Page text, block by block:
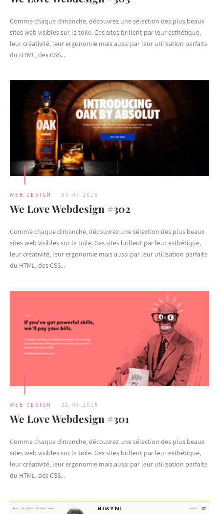
Comme chaque dimanche, découvrez une sélection des plus beaux
sites web visibles sur la toile. Ces sites brillent par leur esthétique,
leur créativité, leur ergonomie mais aussi par leur utilisation parfaite
du HTML, des CSS...
WEB DESIGN 05.07.2015
We Love Webdesign #302
Comme chaque dimanche, découvrez une sélection des plus beaux
sites web visibles sur la toile. Ces sites brillent par leur esthétique,
leur créativité, leur ergonomie mais aussi par leur utilisation parfaite
du HTML, des CSS...
WEB DESIGN 21.06.2015
We Love Webdesign #301
Comme chaque dimanche, découvrez une sélection des plus beaux
sites web visibles sur la toile. Ces sites brillent par leur esthétique,
leur créativité, leur ergonomie mais aussi par leur utilisation parfaite
du HTML, des CSS...